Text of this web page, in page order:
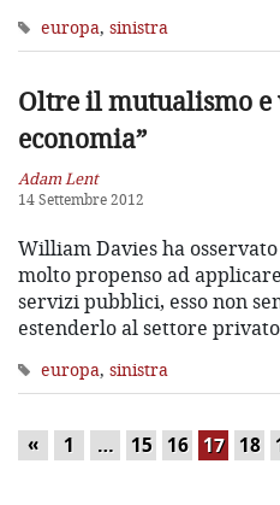
europa, sinistra
Oltre il mutualismo e
economia”
Adam Lent
14 Settembre 2012
William Davies ha
molto propenso ad
servizi pubblici, esso non
estenderlo al settore
europa, sinistra
« 1 … 15 16 17 18